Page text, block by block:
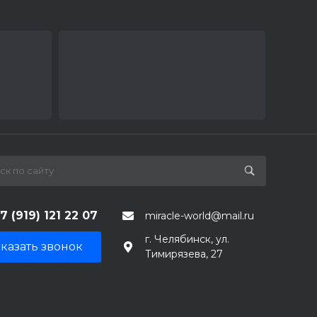
(919) 121 22 07 miracle-world@mail.ru
звонок
г. Челябинск, ул.
Тимирязева, 27